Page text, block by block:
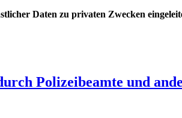
Daten zu privaten Zwecken
Polizeibeamte und